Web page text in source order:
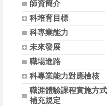
師資簡介
科培育目標
科專業能力
未來發展
職場進路
科專業能力對應檢核
職涯體驗課程實施方式
補充規定